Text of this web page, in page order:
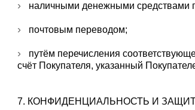
наличными денежными средствами
почтовым переводом;
путём перечисления
счёт Покупателя, указанный
7. КОНФИДЕНЦИАЛЬНОСТЬ И